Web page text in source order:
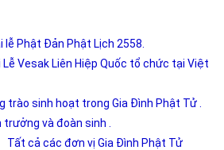
lễ Phật Đản Phật Lịch 2558.
Liên Hiệp Quốc tổ chức tại Việt
sinh hoạt trong Gia Đình Phật Tử .
và đoàn sinh .
Tất cả các đơn vị Gia Đình Phật Tử